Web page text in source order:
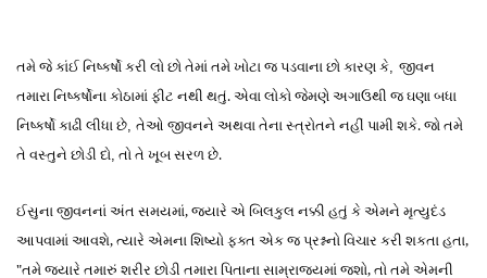
તમે જે કાંઈ નિષ્કર્ષોકરી લો છો તેમાં તમે ખોટા જ પડવાના છો કારણ કે, જીવન
તમારા નિષ્કર્ષોના કોઠામાંફીટ નથી થતું. એવા લોકો જેમણે અગાઉથી જ ઘણા બધા
નિષ્કર્ષો કાઢી લીધા છે, તેઓ જીવનને અથવા તેના સ્ત્રોતને નહીં પામી શકે. જો તમે
તે વસ્તુને છોડી દો, તો તે ખૂબ સરળ છે.
ઈસુના જીવનનાં અંત સમયમાં, જ્યારે એ બિલકુલ નક્કી હતું કે એમને મૃત્યુદંડ
આપવામાં આવશે, ત્યારે એમના શિષ્યો ફક્ત એક જ પ્રશ્નનો વિચાર કરી શકતા હતા,
"તમે જ્યારે તમારું શરીર છોડી તમારા પિતાના સામ્રાજ્યમાં જશો, તો તમે એમની